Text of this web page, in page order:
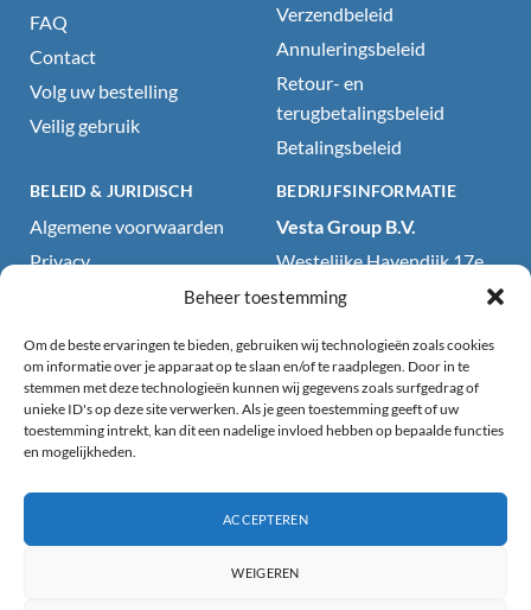
Beheer toestemming
Om de beste ervaringen te bieden, gebruiken wij technologieën zoals cookies
om informatie over je apparaat op te slaan en/of te raadplegen. Door in te
stemmen met deze technologieën kunnen wij gegevens zoals surfgedrag of
unieke ID's op deze site verwerken. Als je geen toestemming geeft of uw
toestemming intrekt, kan dit een nadelige invloed hebben op bepaalde functies
en mogelijkheden.
ACCEPTEREN
WEIGEREN
FAQ
Contact
Volg uw bestelling
Veilig gebruik
Verzendbeleid
Annuleringsbeleid
Retour- en
terugbetalingsbeleid
Betalingsbeleid
BELEID & JURIDISCH
Algemene voorwaarden
Privacy
Website- en
productdisclaimer
Productveiligheidsdisclaimer
en gebruiksrichtlijnen
Toegankelijkheidsverklaring
BEDRIJFSINFORMATIE
Vesta Group B.V.
Westelijke Havendijk 17e
4703RA Roosendaal, NL
BTW: NL858707792B01
E-mail:
sales@partyproducts.be
Openingstijden: 09:00–
18:00 (ma–vr)
(GMT+01:00) Centraal-
Europese Standaardtijd